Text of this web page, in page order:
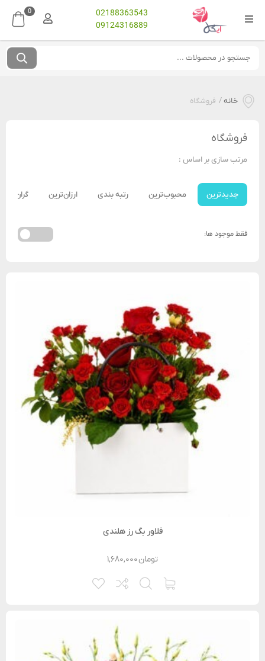
02188363543
09124316889
0
خانه/ فروشگاه
فروشگاه
مرتب سازی بر اساس :
جدیدترین محبوب‌ترین رتبه بندی ارزان‌ترین گران‌ترین
فقط موجود ها:
فلاور بگ رز هلندی
۱,۶۸۰,۰۰۰تومان